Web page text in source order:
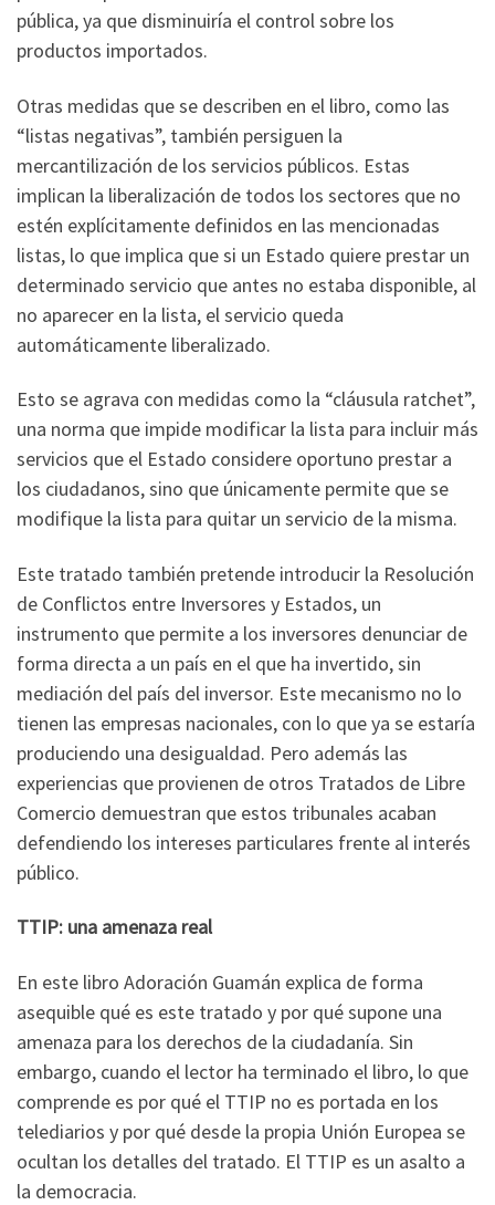
pública, ya que disminuiría el control sobre los
productos importados.
Otras medidas que se describen en el libro, como las
“listas negativas”, también persiguen la
mercantilización de los servicios públicos. Estas
implican la liberalización de todos los sectores que no
estén explícitamente definidos en las mencionadas
listas, lo que implica que si un Estado quiere prestar un
determinado servicio que antes no estaba disponible, al
no aparecer en la lista, el servicio queda
automáticamente liberalizado.
Esto se agrava con medidas como la “cláusula ratchet”,
una norma que impide modificar la lista para incluir más
servicios que el Estado considere oportuno prestar a
los ciudadanos, sino que únicamente permite que se
modifique la lista para quitar un servicio de la misma.
Este tratado también pretende introducir la Resolución
de Conflictos entre Inversores y Estados, un
instrumento que permite a los inversores denunciar de
forma directa a un país en el que ha invertido, sin
mediación del país del inversor. Este mecanismo no lo
tienen las empresas nacionales, con lo que ya se estaría
produciendo una desigualdad. Pero además las
experiencias que provienen de otros Tratados de Libre
Comercio demuestran que estos tribunales acaban
defendiendo los intereses particulares frente al interés
público.
TTIP: una amenaza real
En este libro Adoración Guamán explica de forma
asequible qué es este tratado y por qué supone una
amenaza para los derechos de la ciudadanía. Sin
embargo, cuando el lector ha terminado el libro, lo que
comprende es por qué el TTIP no es portada en los
telediarios y por qué desde la propia Unión Europea se
ocultan los detalles del tratado. El TTIP es un asalto a
la democracia.